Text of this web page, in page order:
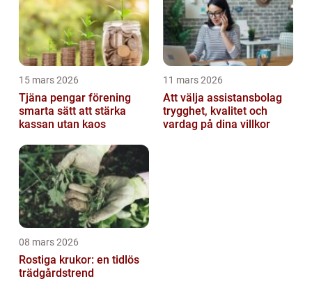
15 mars 2026
Tjäna pengar förening
smarta sätt att stärka
kassan utan kaos
11 mars 2026
Att välja assistansbolag
trygghet, kvalitet och
vardag på dina villkor
08 mars 2026
Rostiga krukor: en tidlös
trädgårdstrend